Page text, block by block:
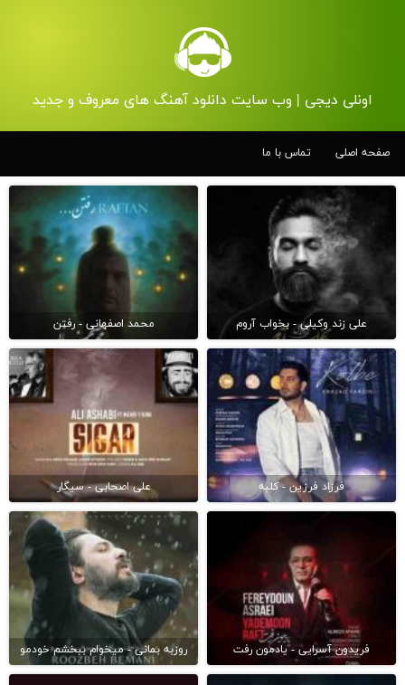
اونلی دیجی | وب سایت دانلود آهنگ های معروف و جدید
صفحه اصلی تماس با ما
علی زند وکیلی - بخواب آروم محمد اصفهانی - رفتن
فرزاد فرزین - کلبه علی اصحابی - سیگار
فریدون آسرایی - یادمون رفت روزبه بمانی - میخوام ببخشم خودمو